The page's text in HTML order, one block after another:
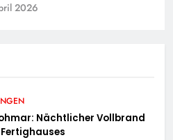
2026
Nächtlicher Vollbrand